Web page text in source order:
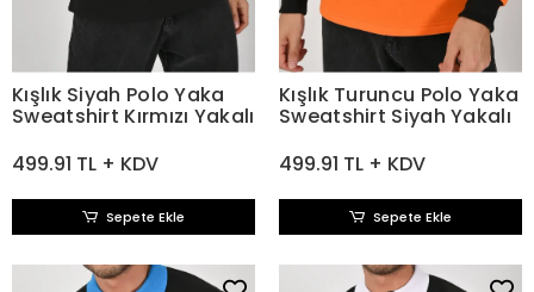
Kışlık Siyah Polo Yaka
Sweatshirt Kırmızı Yakalı
499.91 TL + KDV
Sepete Ekle
Kışlık Turuncu Polo Yaka
Sweatshirt Siyah Yakalı
499.91 TL + KDV
Sepete Ekle